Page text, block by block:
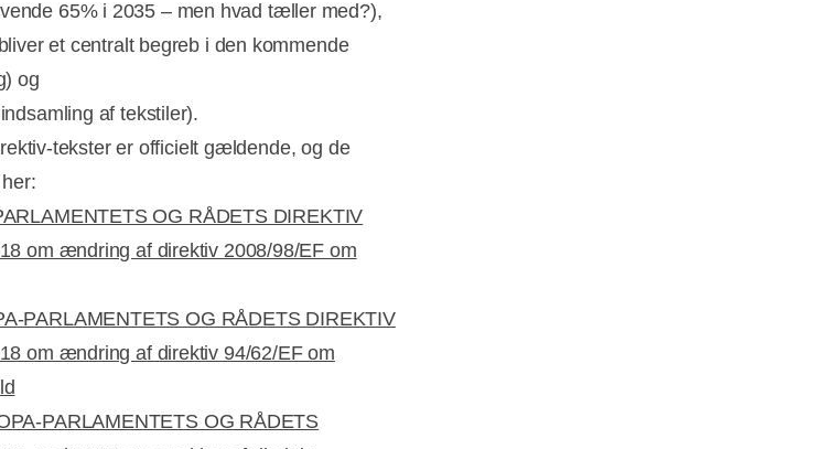
65% i 2035 – men hvad tæller med?),
et centralt begreb i den kommende
og
af tekstiler).
tekster er officielt gældende, og de
OG RÅDETS DIREKTIV
om ændring af direktiv 2008/98/EF om
PARLAMENTETS OG RÅDETS DIREKTIV
om ændring af direktiv 94/62/EF om
PARLAMENTETS OG RÅDETS